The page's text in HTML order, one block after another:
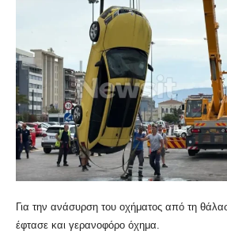
Για την ανάσυρση του οχήματος από τη
έφτασε και γερανοφόρο όχημα.